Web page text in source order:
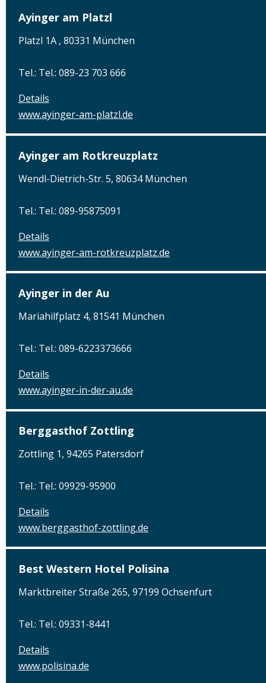
Ayinger am Platzl
Platzl 1A , 80331 München
Tel.: Tel.: 089-23 703 666
Details
www.ayinger-am-platzl.de
Ayinger am Rotkreuzplatz
Wendl-Dietrich-Str. 5, 80634 München
Tel.: Tel.: 089-95875091
Details
www.ayinger-am-rotkreuzplatz.de
Ayinger in der Au
Mariahilfplatz 4, 81541 München
Tel.: Tel.: 089-6223373666
Details
www.ayinger-in-der-au.de
Berggasthof Zottling
Zottling 1, 94265 Patersdorf
Tel.: Tel.: 09929-95900
Details
www.berggasthof-zottling.de
Best Western Hotel Polisina
Marktbreiter Straße 265, 97199 Ochsenfurt
Tel.: Tel.: 09331-8441
Details
www.polisina.de